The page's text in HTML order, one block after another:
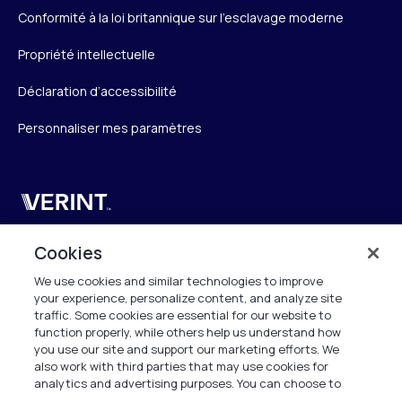
Conformité à la loi britannique sur l’esclavage moderne
Propriété intellectuelle
Déclaration d’accessibilité
Personnaliser mes paramètres
Verint
Verint Systems SAS
19 Bd Malesherbes
75008 Paris
France
info.fr@verint.com
Cookies
We use cookies and similar technologies to improve
your experience, personalize content, and analyze site
traffic. Some cookies are essential for our website to
function properly, while others help us understand how
you use our site and support our marketing efforts. We
also work with third parties that may use cookies for
analytics and advertising purposes. You can choose to